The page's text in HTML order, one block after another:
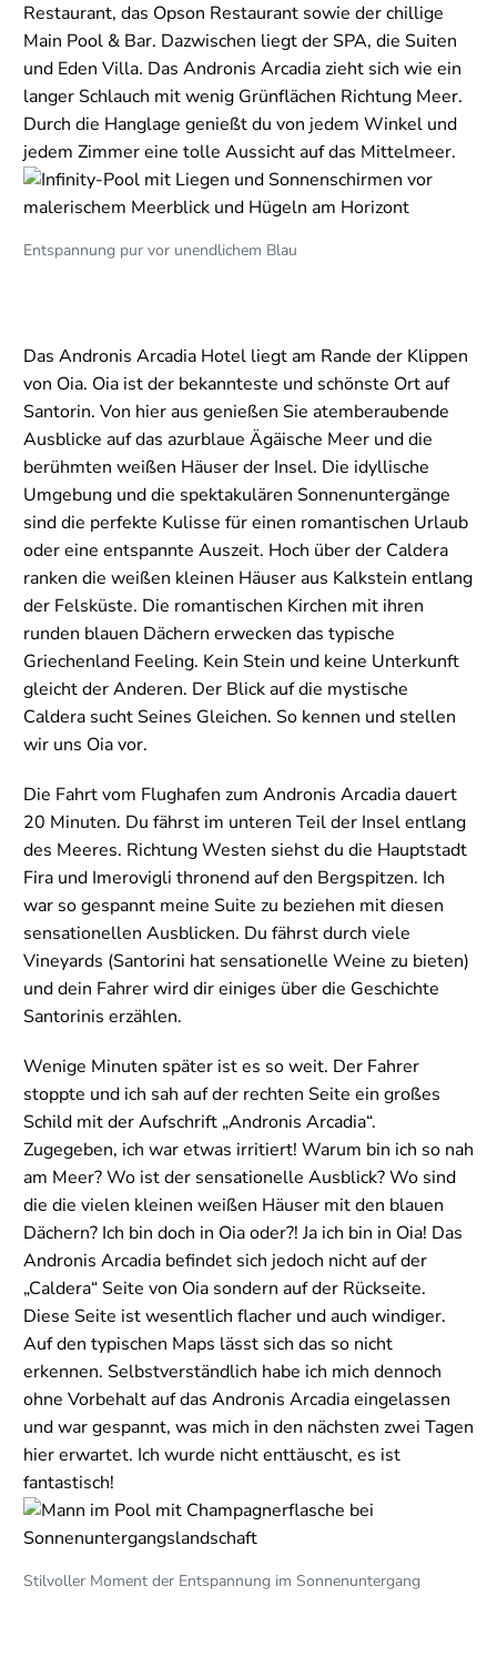
Restaurant, das Opson Restaurant sowie der chillige
Main Pool & Bar. Dazwischen liegt der SPA, die Suiten
und Eden Villa. Das Andronis Arcadia zieht sich wie ein
langer Schlauch mit wenig Grünflächen Richtung Meer.
Durch die Hanglage genießt du von jedem Winkel und
jedem Zimmer eine tolle Aussicht auf das Mittelmeer.
Entspannung pur vor unendlichem Blau
Das Andronis Arcadia Hotel liegt am Rande der Klippen
von Oia. Oia ist der bekannteste und schönste Ort auf
Santorin. Von hier aus genießen Sie atemberaubende
Ausblicke auf das azurblaue Ägäische Meer und die
berühmten weißen Häuser der Insel. Die idyllische
Umgebung und die spektakulären Sonnenuntergänge
sind die perfekte Kulisse für einen romantischen Urlaub
oder eine entspannte Auszeit. Hoch über der Caldera
ranken die weißen kleinen Häuser aus Kalkstein entlang
der Felsküste. Die romantischen Kirchen mit ihren
runden blauen Dächern erwecken das typische
Griechenland Feeling. Kein Stein und keine Unterkunft
gleicht der Anderen. Der Blick auf die mystische
Caldera sucht Seines Gleichen. So kennen und stellen
wir uns Oia vor.
Die Fahrt vom Flughafen zum Andronis Arcadia dauert
20 Minuten. Du fährst im unteren Teil der Insel entlang
des Meeres. Richtung Westen siehst du die Hauptstadt
Fira und Imerovigli thronend auf den Bergspitzen. Ich
war so gespannt meine Suite zu beziehen mit diesen
sensationellen Ausblicken. Du fährst durch viele
Vineyards (Santorini hat sensationelle Weine zu bieten)
und dein Fahrer wird dir einiges über die Geschichte
Santorinis erzählen.
Wenige Minuten später ist es so weit. Der Fahrer
stoppte und ich sah auf der rechten Seite ein großes
Schild mit der Aufschrift „Andronis Arcadia“.
Zugegeben, ich war etwas irritiert! Warum bin ich so nah
am Meer? Wo ist der sensationelle Ausblick? Wo sind
die die vielen kleinen weißen Häuser mit den blauen
Dächern? Ich bin doch in Oia oder?! Ja ich bin in Oia! Das
Andronis Arcadia befindet sich jedoch nicht auf der
„Caldera“ Seite von Oia sondern auf der Rückseite.
Diese Seite ist wesentlich flacher und auch windiger.
Auf den typischen Maps lässt sich das so nicht
erkennen. Selbstverständlich habe ich mich dennoch
ohne Vorbehalt auf das Andronis Arcadia eingelassen
und war gespannt, was mich in den nächsten zwei Tagen
hier erwartet. Ich wurde nicht enttäuscht, es ist
fantastisch!
Stilvoller Moment der Entspannung im Sonnenuntergang